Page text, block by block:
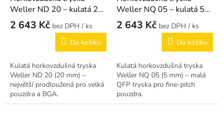
Weller ND 20 – kulatá 20
mm
2 643 Kč
/ ks
Do košíku
Kulatá horkovzdušná tryska
Weller ND 20 (20 mm) –
největší prodloužená pro velká
pouzdra a BGA.
Weller NQ 05 – kulatá 5
mm
2 643 Kč
/ ks
Do košíku
Kulatá horkovzdušná tryska
Weller NQ 05 (5 mm) – malá
QFP tryska pro fine-pitch
pouzdra.